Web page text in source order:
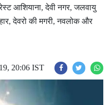
आशियाना, देवी नगर, जलवायु
देवरो की मगरी, नवलोक और
20:06 IST